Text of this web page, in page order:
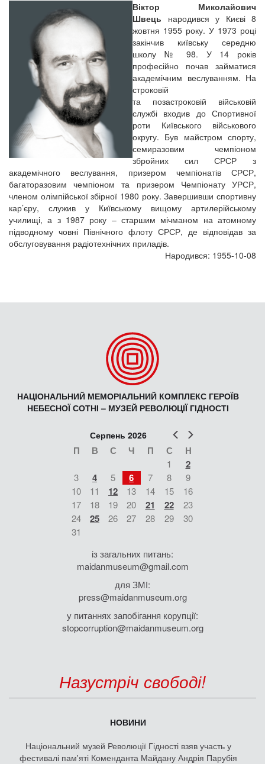
Віктор Миколайович
Швець народився у Києві 8
жовтня 1955 року. У 1973 році
закінчив київську середню
школу № 98. У 14 років
професійно почав займатися
академічним веслуванням. На
строковій
та позастроковій військовій
службі входив до Спортивної
роти Київського військового
округу. Був майстром спорту,
семиразовим чемпіоном
збройних сил СРСР з
академічного веслування, призером чемпіонатів СРСР,
багаторазовим чемпіоном та призером Чемпіонату УРСР,
членом олімпійської збірної 1980 року. Завершивши спортивну
кар’єру, служив у Київському вищому артилерійському
училищі, а з 1987 року – старшим мічманом на атомному
підводному човні Північного флоту СРСР, де відповідав за
обслуговування радіотехнічних приладів.
Народився: 1955-10-08
НАЦІОНАЛЬНИЙ МЕМОРІАЛЬНИЙ КОМПЛЕКС ГЕРОЇВ
НЕБЕСНОЇ СОТНІ – МУЗЕЙ РЕВОЛЮЦІЇ ГІДНОСТІ
Попер
Серпень 2026
П В С Ч П С Н
1 2
3 4 5 6 7 8
9
10
11 12 13 14 15
16
17
18 19 20 21 22
23
24
25 26 27 28 29
30
31
із загальних питань:
maidanmuseum@gmail.com
для ЗМІ:
press@maidanmuseum.org
у питаннях запобігання корупції:
stopcorruption@maidanmuseum.org
Назустріч свободі!
НОВИНИ
Національний музей Революції Гідності взяв участь у
фестивалі пам'яті Коменданта Майдану Андрія Парубія